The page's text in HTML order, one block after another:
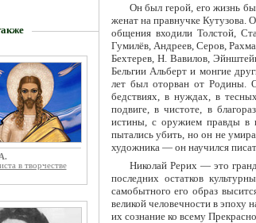
в творчестве
Он был герой, его жизнь
женат на правнучке Кутузова.
общения входили Толстой,
Гумилёв, Андреев, Серов,
Бехтерев, Н. Вавилов,
Бельгии Альберт и монгие
лет был оторван от Родины.
бедствиях, в нуждах, в
подвиге, в чистоте, в
истины, с оружием правды в
пытались убить, но он не
художника — он научился
Николай Рерих — это
последних остатков
самобытного его образ
великой человечности в эпоху
их сознание ко всему